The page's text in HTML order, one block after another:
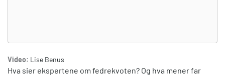
Video: Lise Benus
Hva sier ekspertene om fedrekvoten? Og hva mener far